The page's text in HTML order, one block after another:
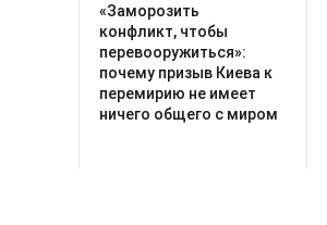
«Заморозить
конфликт, чтобы
перевооружиться»:
почему призыв Киева к
перемирию не имеет
ничего общего с миром